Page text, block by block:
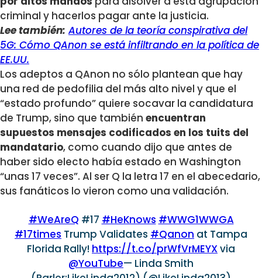
criminal y hacerlos pagar ante la justicia.
Lee también: Autores de la teoría conspirativa del
5G: Cómo QAnon se está infiltrando en la política de
EE.UU.
Los adeptos a QAnon no sólo plantean que hay
una red de pedofilia del más alto nivel y que el
“estado profundo” quiere socavar la candidatura
de Trump, sino que también encuentran
supuestos mensajes codificados en los tuits del
mandatario, como cuando dijo que antes de
haber sido electo había estado en Washington
“unas 17 veces”. Al ser Q la letra 17 en el abecedario,
sus fanáticos lo vieron como una validación.
#WeAreQ #17 #HeKnows #WWG1WWGA
#17times Trump Validates #Qanon at Tampa
Florida Rally! https://t.co/prWfVrMEYXvia
@YouTube— Linda Smith